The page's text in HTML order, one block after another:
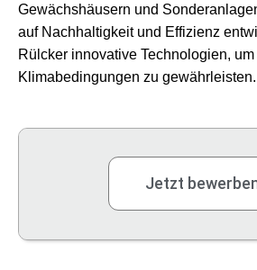
Gewächshäusern und
auf Nachhaltigkeit und Effizienz
Rülcker innovative Technologien,
Klimabedingungen zu gewährleisten.
Jetzt